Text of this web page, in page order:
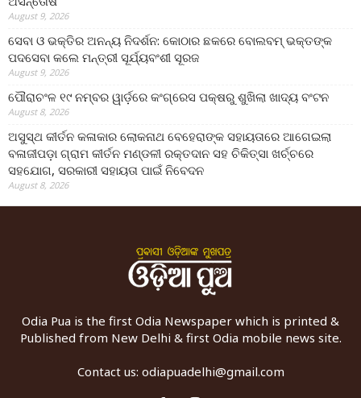
August 9, 2026
ସେବା ଓ ଭକ୍ତିର ଅନନ୍ୟ ନିଦର୍ଶନ: କୋଠାର ଛକରେ ବୋଲବମ୍ ଭକ୍ତଙ୍କ
ପଦସେବା କଲେ ମନ୍ତ୍ରୀ ସୂର୍ଯ୍ୟବଂଶୀ ସୂରଜ
August 9, 2026
ପୌରାଚଂଳ ୧୯ ନମ୍ବର ୱାର୍ଡ଼ରେ କଂଗ୍ରେସ ପକ୍ଷରୁ ଶୁଖିଲା ଖାଦ୍ୟ ବଂଟନ
August 8, 2026
ଅସୁସ୍ଥ କୀର୍ତନ କଳାକାର ଲୋକନାଥ ବେହେରାଙ୍କ ସହାୟତାରେ ଆଗେଇଲା
ବଳାଜୀପଡ଼ା ଗ୍ରାମ କୀର୍ତନ ମଣ୍ଡଳୀ ରକ୍ତଦାନ ସହ ଚିକିତ୍ସା ଖର୍ଚ୍ଚରେ
ସହଯୋଗ, ସରକାରୀ ସହାୟତା ପାଇଁ ନିବେଦନ
August 8, 2026
Odia Pua is the first Odia Newspaper which is printed &
Published from New Delhi & first Odia mobile news site.
Contact us: odiapuadelhi@gmail.com